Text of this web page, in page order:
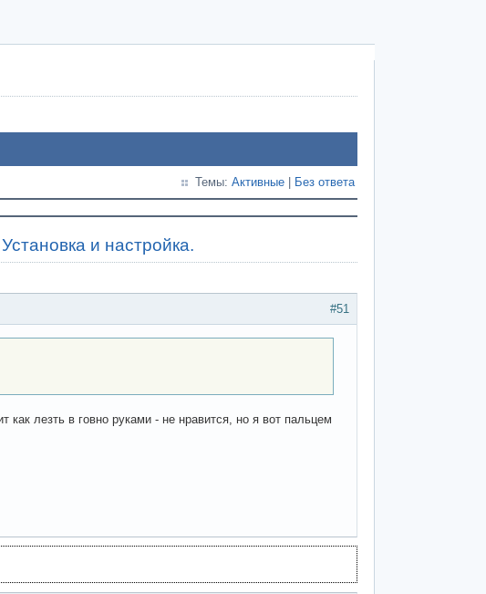
Темы: Активные Без ответа
и настройка.
#51
лезть в говно руками - не нравится, но я вот пальцем